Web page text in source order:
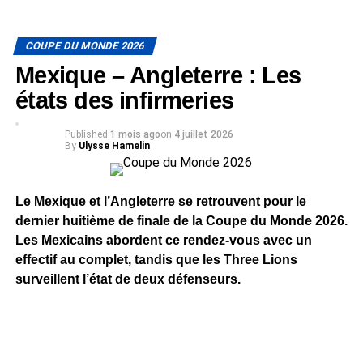
COUPE DU MONDE 2026
Mexique – Angleterre : Les
états des infirmeries
Published 1 mois agoon 4 juillet 2026
By Ulysse Hamelin
Le Mexique et l’Angleterre se retrouvent pour le
dernier huitième de finale de la Coupe du Monde 2026.
Les Mexicains abordent ce rendez-vous avec un
effectif au complet, tandis que les Three Lions
surveillent l’état de deux défenseurs.